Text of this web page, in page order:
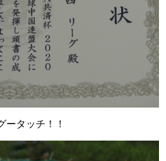
ータッチ！！